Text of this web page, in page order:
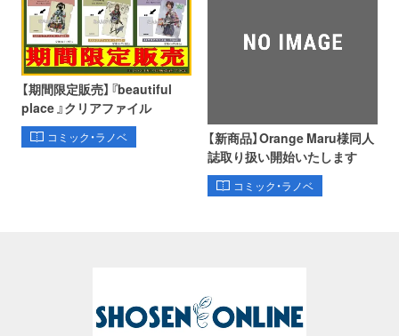
【期間限定販売】『beautiful
place 』クリアファイル
コミック・ラノベ
【新商品】Orange Maru様同人
誌取り扱い開始いたします
コミック・ラノベ